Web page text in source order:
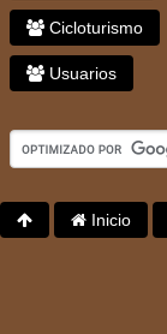
Cicloturismo
Usuarios
Inicio